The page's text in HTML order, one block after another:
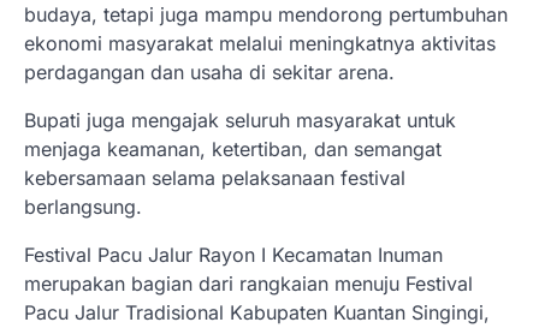
budaya, tetapi juga mampu mendorong pertumbuhan
ekonomi masyarakat melalui meningkatnya aktivitas
perdagangan dan usaha di sekitar arena.
Bupati juga mengajak seluruh masyarakat untuk
menjaga keamanan, ketertiban, dan semangat
kebersamaan selama pelaksanaan festival
berlangsung.
Festival Pacu Jalur Rayon I Kecamatan Inuman
merupakan bagian dari rangkaian menuju Festival
Pacu Jalur Tradisional Kabupaten Kuantan Singingi,